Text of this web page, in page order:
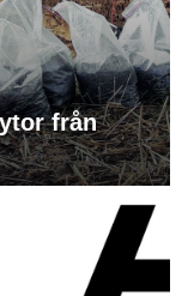
från